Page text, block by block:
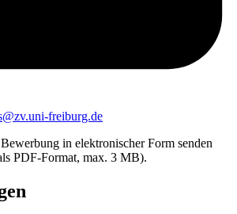
freiburg.de
in elektronischer Form senden
PDF-Format, max. 3 MB).